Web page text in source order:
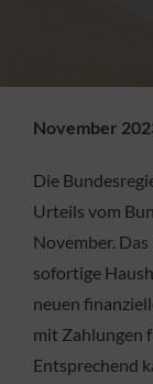
November
Die
Urteils vom
November.
sofortige
neuen
mit Zahlungen
Entsprechend